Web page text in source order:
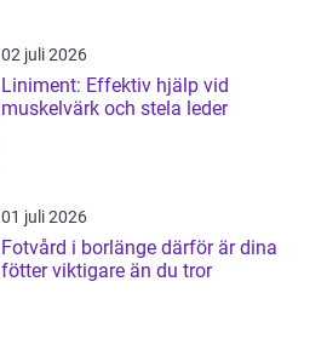
02 juli 2026
Liniment: Effektiv hjälp vid
muskelvärk och stela leder
01 juli 2026
Fotvård i borlänge därför är dina
fötter viktigare än du tror